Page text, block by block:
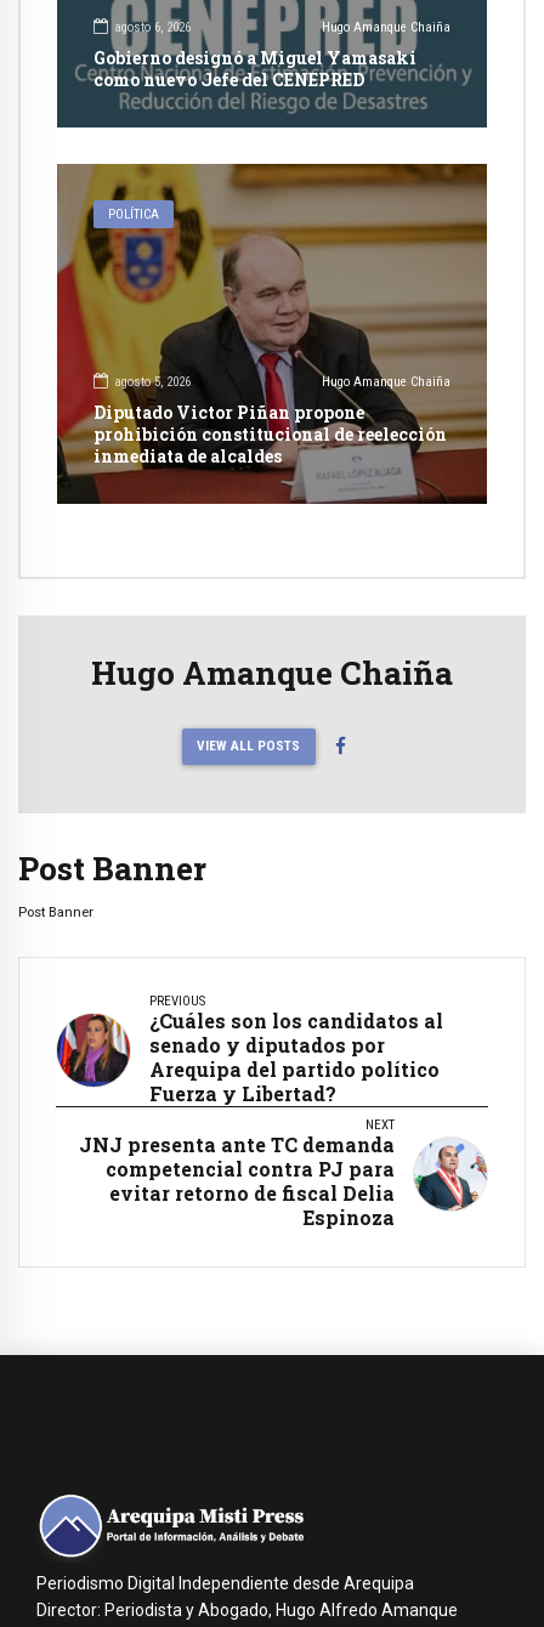
agosto 6, 2026 Hugo Amanque Chaiña
Gobierno designó a Miguel Yamasaki
como nuevo Jefe del CENEPRED
POLÍTICA
agosto 5, 2026 Hugo Amanque Chaiña
Diputado Victor Piñan propone
prohibición constitucional de reelección
inmediata de alcaldes
Hugo Amanque Chaiña
VIEW ALL POSTS
Post Banner
Post Banner
PREVIOUS
¿Cuáles son los candidatos al
senado y diputados por
Arequipa del partido político
Fuerza y Libertad?
NEXT
JNJ presenta ante TC demanda
competencial contra PJ para
evitar retorno de fiscal Delia
Espinoza
Periodismo Digital Independiente desde Arequipa
Director: Periodista y Abogado, Hugo Alfredo Amanque